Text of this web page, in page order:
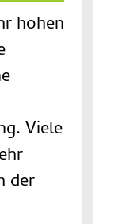
hohen
Viele
der